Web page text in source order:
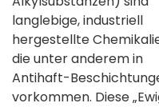
langlebige, industriell
hergestellte
die unter anderem in
Antihaft-
vorkommen. Diese